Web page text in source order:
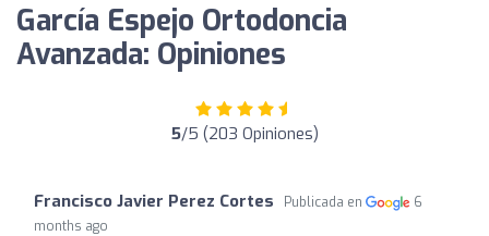
García Espejo Ortodoncia
Avanzada: Opiniones
5/5 (203 Opiniones)
Francisco Javier Perez Cortes Publicada en
6
months ago